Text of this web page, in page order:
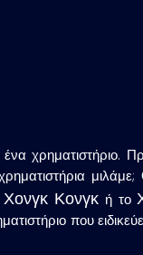
ένα χρηματιστήριο.
Χονγκ Κονγκ ή το
που